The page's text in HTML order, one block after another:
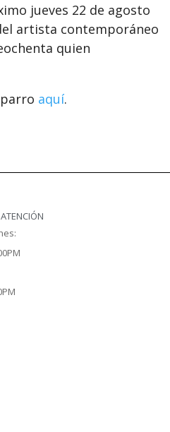
jueves 22 de agosto
artista contemporáneo
quien
aquí.